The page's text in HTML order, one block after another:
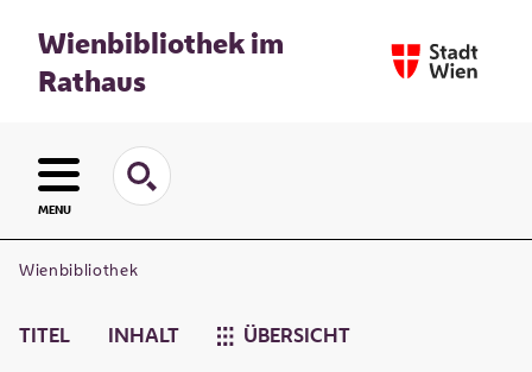
Wienbibliothek im
Rathaus
MENU
Wienbibliothek
TITEL INHALT ÜBERSICHT